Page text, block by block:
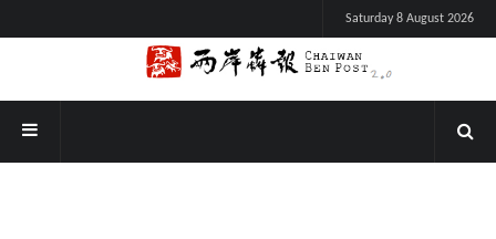
Saturday 8 August 2026